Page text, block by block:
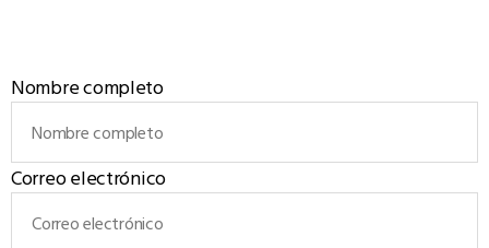
Nombre completo
Correo electrónico